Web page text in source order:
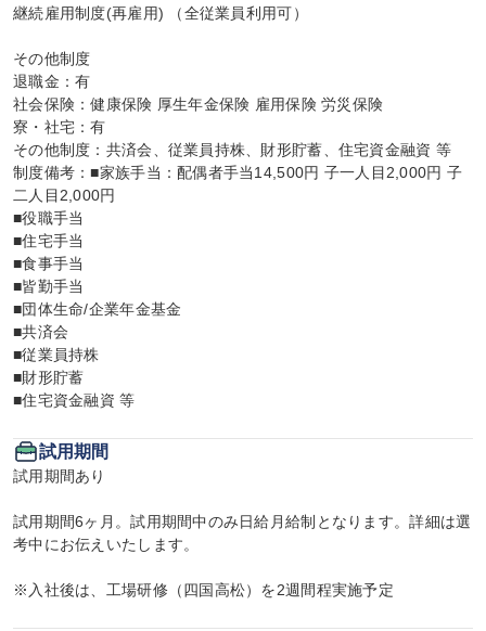
継続雇用制度(再雇用) （全従業員利用可）
その他制度
退職金：有
社会保険：健康保険 厚生年金保険 雇用保険 労災保険
寮・社宅：有
その他制度：共済会、従業員持株、財形貯蓄、住宅資金融資 等
制度備考：■家族手当：配偶者手当14,500円 子一人目2,000円 子
二人目2,000円
■役職手当
■住宅手当
■食事手当
■皆勤手当
■団体生命/企業年金基金
■共済会
■従業員持株
■財形貯蓄
■住宅資金融資 等
試用期間
試用期間あり
試用期間6ヶ月。試用期間中のみ日給月給制となります。詳細は選
考中にお伝えいたします。
※入社後は、工場研修（四国高松）を2週間程実施予定